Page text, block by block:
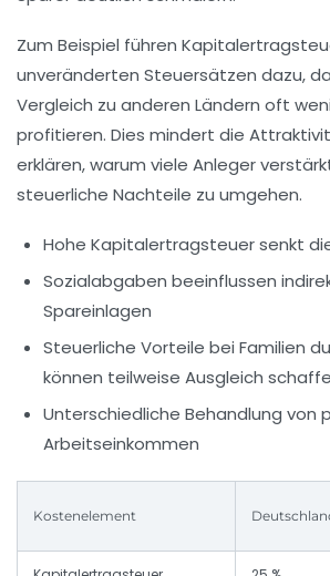
Zum Beispiel führen
unveränderten Steuersätzen dazu,
Vergleich zu anderen Ländern oft
profitieren. Dies mindert die
erklären, warum viele Anleger
steuerliche Nachteile zu umgehen.
Hohe Kapitalertragsteuer senkt
Sozialabgaben beeinflussen
Spareinlagen
Steuerliche Vorteile bei Familien
können teilweise Ausgleich
Unterschiedliche Behandlung von
Arbeitseinkommen
Kostenelement